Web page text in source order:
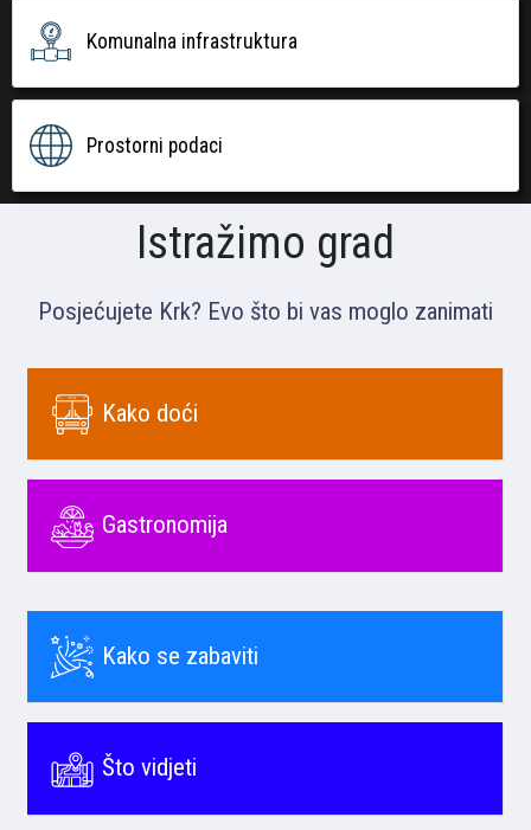
Komunalna infrastruktura
Prostorni podaci
Istražimo grad
Posjećujete Krk? Evo što bi vas moglo zanimati
Kako doći
Gastronomija
Kako se zabaviti
Što vidjeti